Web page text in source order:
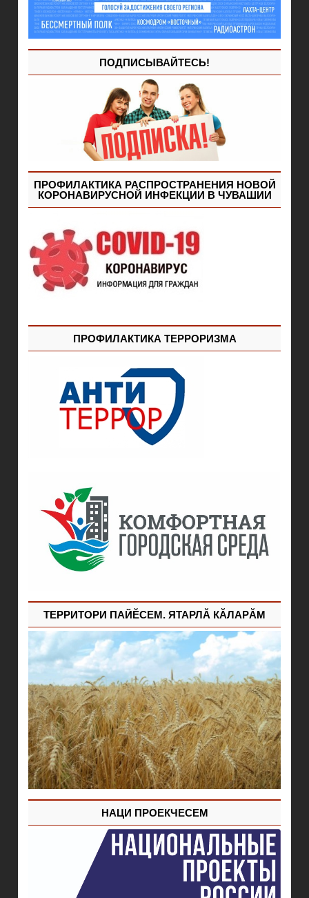
ПОДПИСЫВАЙТЕСЬ!
ПРОФИЛАКТИКА РАСПРОСТРАНЕНИЯ НОВОЙ
КОРОНАВИРУСНОЙ ИНФЕКЦИИ В ЧУВАШИИ
ПРОФИЛАКТИКА ТЕРРОРИЗМА
ТЕРРИТОРИ ПАЙĔСЕМ. ЯТАРЛĂ КĂЛАРĂМ
НАЦИ ПРОЕКЧЕСЕМ